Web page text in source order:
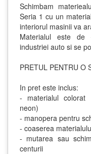
Schimbam
Seria 1 cu un
interiorul masinii va
Materialul este de
industriei auto si se
PRETUL PENTRU O
In pret este inclus:
- materialul colorat
neon)
- manopera pentru
- coaserea
- mutarea sau
centurii